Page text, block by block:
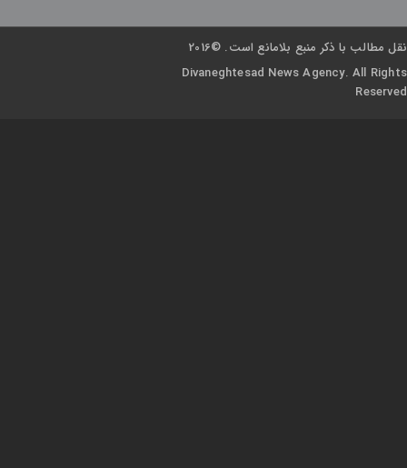
نقل مطالب با ذکر منبع بلامانع است. ©2016
Divaneghtesad News Agency. All Rights
Reserved